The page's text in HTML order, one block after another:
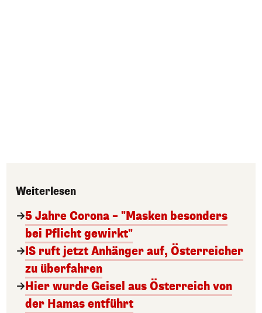
Weiterlesen
5 Jahre Corona – "Masken besonders
bei Pflicht gewirkt"
IS ruft jetzt Anhänger auf, Österreicher
zu überfahren
Hier wurde Geisel aus Österreich von
der Hamas entführt